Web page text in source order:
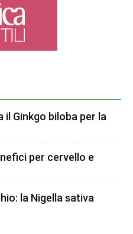
il Ginkgo biloba per la
per cervello e
la Nigella sativa